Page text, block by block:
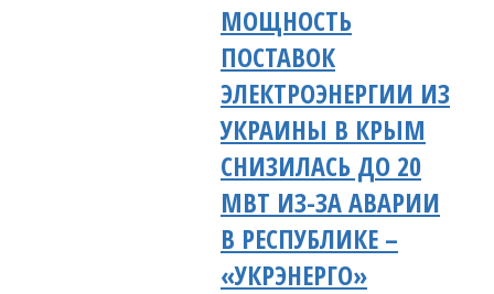
МОЩНОСТЬ
ПОСТАВОК
ЭЛЕКТРОЭНЕРГИИ ИЗ
УКРАИНЫ В КРЫМ
СНИЗИЛАСЬ ДО 20
МВТ ИЗ-ЗА АВАРИИ
В РЕСПУБЛИКЕ –
«УКРЭНЕРГО»